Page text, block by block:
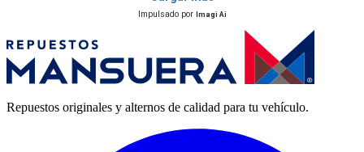
Repuestos originales y alternos de calidad para tu vehículo.